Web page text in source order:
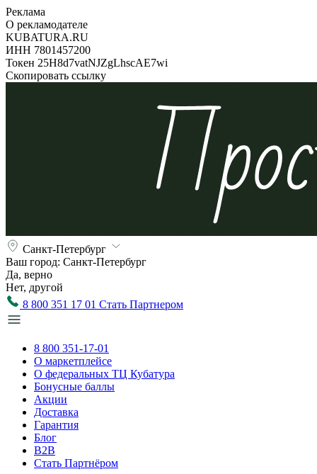
Реклама
О рекламодателе
KUBATURA.RU
ИНН 7801457200
Токен 25H8d7vatNJZgLhscAE7wi
Скопировать ссылку
Санкт-Петербург
Ваш город: Санкт-Петербург
Да, верно
Нет, другой
8 800 351 17 01 Стать Партнером
8 800 351-17-01
О маркетплейсе
О федеральных ТЦ Кубатура
Бонусные баллы
Акции
Доставка
Гарантия
Блог
B2B
Стать Партнёром